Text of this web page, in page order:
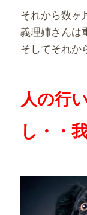
それから数ヶ
義理姉さんは
そしてそれか
人の行
し・・